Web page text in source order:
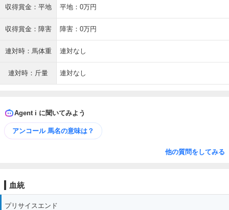
収得賞金：平地 平地：0万円
収得賞金：障害 障害：0万円
連対時：馬体重 連対なし
連対時：斤量 連対なし
Agent i に聞いてみよう
アンコール 馬名の意味は？
他の質問をしてみる
血統
プリサイスエンド